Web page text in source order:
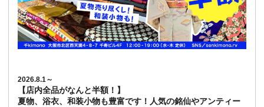
2026.8.1～
【店内全品がなんと半額！】
夏物、浴衣、和装小物も豊富です！人気の銘仙やアンティー